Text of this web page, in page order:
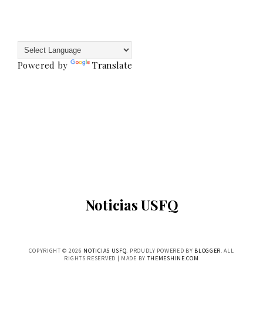
Powered by Translate
Noticias USFQ
COPYRIGHT © 2026 NOTICIAS USFQ. PROUDLY POWERED BY BLOGGER. ALL
RIGHTS RESERVED | MADE BY THEMESHINE.COM